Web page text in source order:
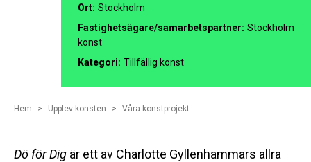
Ort: Stockholm
Fastighetsägare/samarbetspartner: Stockholm
konst
Kategori: Tillfällig konst
Hem Upplev konsten Våra konstprojekt
Dö för Dig är ett av Charlotte Gyllenhammars allra